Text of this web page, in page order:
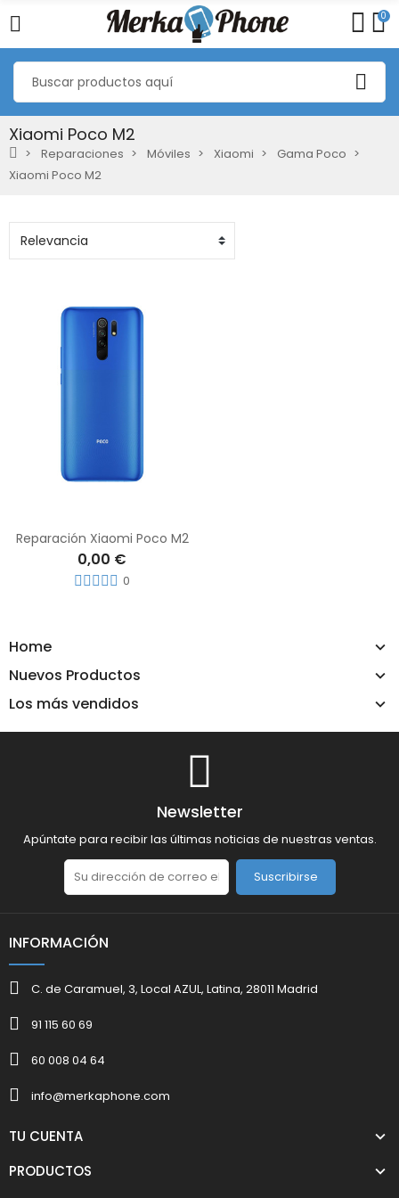
0
Xiaomi Poco M2
Reparaciones Móviles Xiaomi
Gama Poco
Xiaomi Poco M2
Home
Nuevos Productos
Los más vendidos
Reparación Xiaomi Poco M2
0,00 €
0
Newsletter
Apúntate para recibir las últimas noticias de nuestras ventas.
Suscribirse
INFORMACIÓN
C. de Caramuel, 3, Local AZUL, Latina, 28011 Madrid
91 115 60 69
60 008 04 64
info@merkaphone.com
TU CUENTA
PRODUCTOS